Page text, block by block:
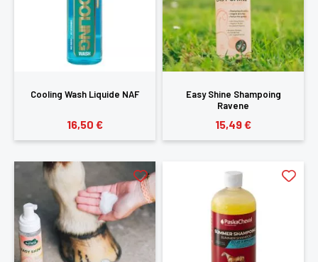
Cooling Wash Liquide NAF
16,50 €
Easy Shine Shampoing
Ravene
15,49 €